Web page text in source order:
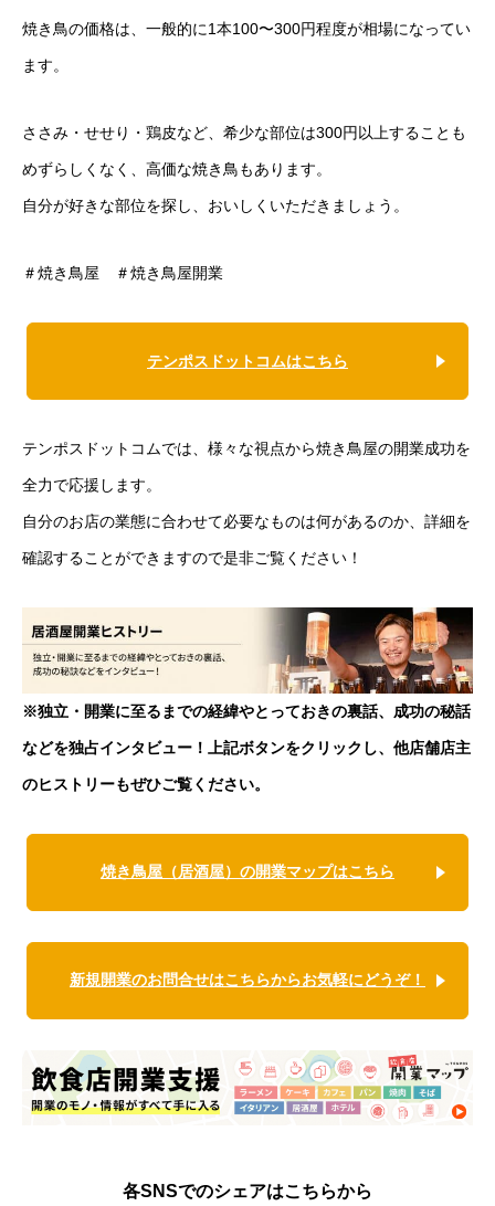
焼き鳥の価格は、一般的に1本100〜300円程度が相場になってい
ます。
ささみ・せせり・鶏皮など、希少な部位は300円以上することも
めずらしくなく、高価な焼き鳥もあります。
自分が好きな部位を探し、おいしくいただきましょう。
＃焼き鳥屋 ＃焼き鳥屋開業
テンポスドットコムはこちら
テンポスドットコムでは、様々な視点から焼き鳥屋の開業成功を
全力で応援します。
自分のお店の業態に合わせて必要なものは何があるのか、詳細を
確認することができますので是非ご覧ください！
※独立・開業に至るまでの経緯やとっておきの裏話、成功の秘話
などを独占インタビュー！上記ボタンをクリックし、他店舗店主
のヒストリーもぜひご覧ください。
焼き鳥屋（居酒屋）の開業マップはこちら
新規開業のお問合せはこちらからお気軽にどうぞ！
各SNSでのシェアはこちらから